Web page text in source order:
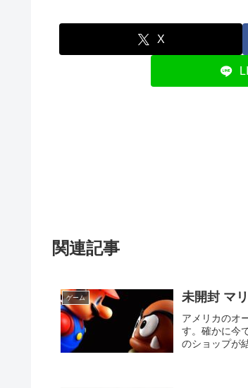
X
関連記事
ゲーム 未開封 マ
アメリカのオ
す。確かに今
のショップが